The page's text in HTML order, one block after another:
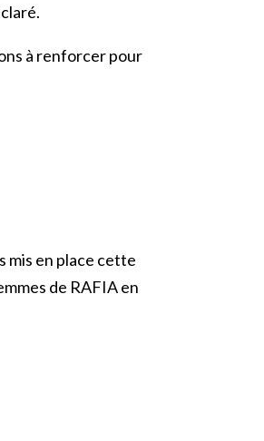
à renforcer pour
mis en place cette
de RAFIA en